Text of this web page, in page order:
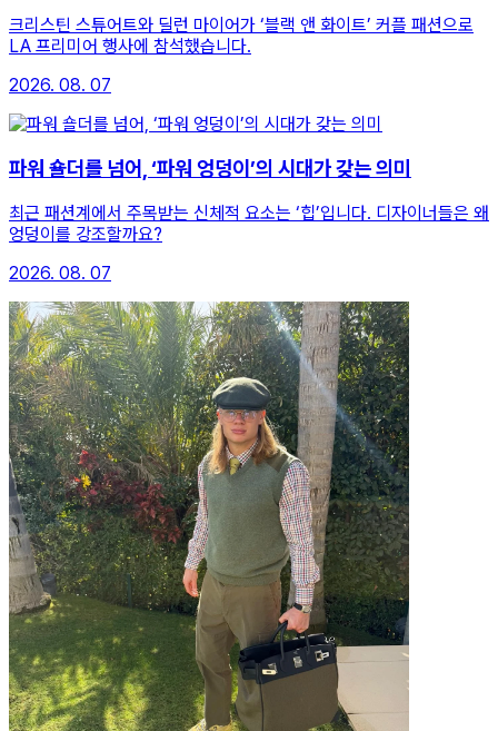
크리스틴 스튜어트와 딜런 마이어가 ‘블랙 앤 화이트’ 커플 패션으로
LA 프리미어 행사에 참석했습니다.
2026. 08. 07
파워 숄더를 넘어, ‘파워 엉덩이’의 시대가 갖는 의미
최근 패션계에서 주목받는 신체적 요소는 ‘힙’입니다. 디자이너들은 왜
엉덩이를 강조할까요?
2026. 08. 07